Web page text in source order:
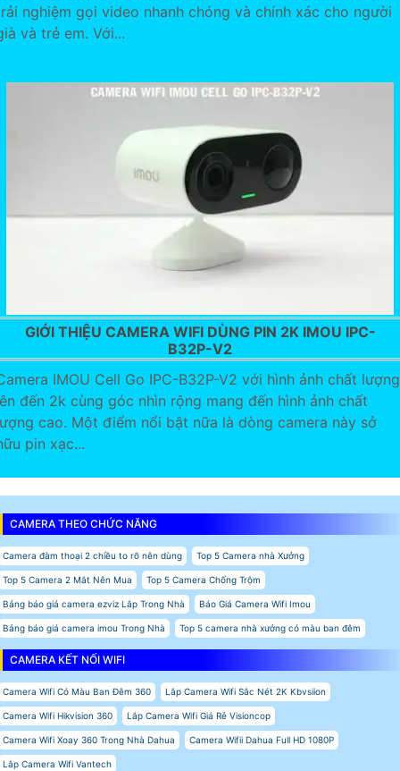
nghiệm gọi video nhanh chóng và chính xác cho người
và trẻ em. Với...
GIỚI THIỆU CAMERA WIFI DÙNG PIN 2K IMOU IPC-
B32P-V2
IMOU Cell Go IPC-B32P-V2 với hình ảnh chất lượng
đến 2k cùng góc nhìn rộng mang đến hình ảnh chất
cao. Một điểm nổi bật nữa là dòng camera này sở
pin xạc...
CAMERA THEO CHỨC NĂNG
Camera đàm thoại 2 chiều to rõ nên dùng Top 5 Camera nhà Xưởng
Top 5 Camera 2 Mắt Nên Mua Top 5 Camera Chống Trộm
Bảng báo giá camera ezviz Lắp Trong Nhà Báo Giá Camera Wifi Imou
Bảng báo giá camera imou Trong Nhà Top 5 camera nhà xưởng có màu ban đêm
CAMERA KẾT NỐI WIFI
Camera Wifi Có Màu Ban Đêm 360 Lắp Camera Wifi Sắc Nét 2K Kbvsiion
Camera Wifi Hikvision 360 Lắp Camera Wifi Giá Rẻ Visioncop
Camera Wifi Xoay 360 Trong Nhà Dahua Camera Wifii Dahua Full HD 1080P
Lắp Camera Wifi Vantech